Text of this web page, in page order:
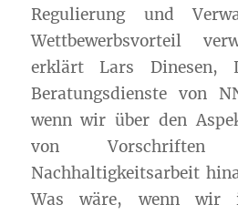
Regulierung und
Wettbewerbsvorteil
erklärt Lars Dinesen,
Beratungsdienste von
wenn wir über den
von
Nachhaltigkeitsarbeit
Was wäre, wenn wir